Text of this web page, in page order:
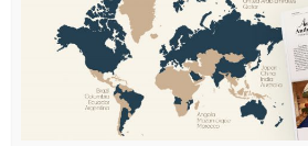
Bimestral
Periodicidade